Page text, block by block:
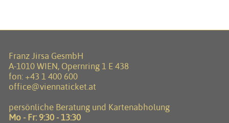
Franz Jirsa GesmbH
A-1010 WIEN, Opernring 1 E 438
fon: +43 1 400 600
office@viennaticket.at
persönliche Beratung und Kartenabholung
Mo - Fr: 9:30 - 13:30